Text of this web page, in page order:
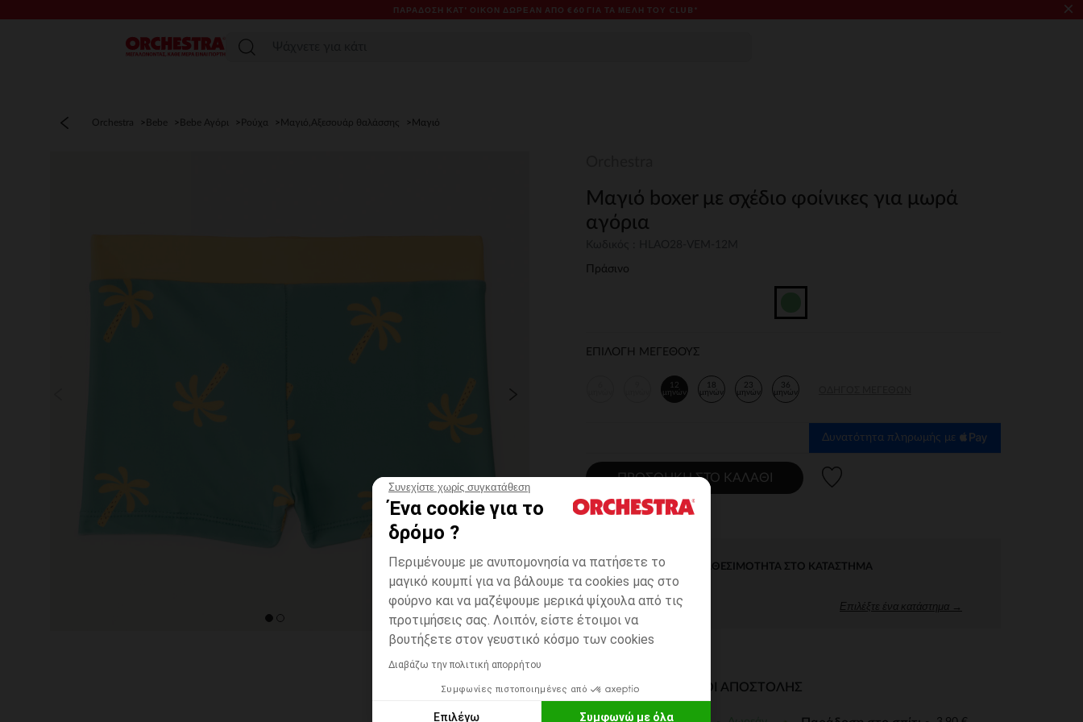
Συνεχίστε χωρίς συγκατάθεση
Ένα cookie για το
δρόμο ?
Περιμένουμε με ανυπομονησία να πατήσετε το
μαγικό κουμπί για να βάλουμε τα cookies μας στο
φούρνο και να μαζέψουμε μερικά ψίχουλα από τις
προτιμήσεις σας. Λοιπόν, είστε έτοιμοι να
βουτήξετε στον γευστικό κόσμο των cookies
Διαβάζω την πολιτική απορρήτου
Συμφωνίες πιστοποιημένες από
Επιλέγω Συμφωνώ με όλα
ΠΑΡΆΔΟΣΗ ΚΑΤ' ΟΊΚΟΝ ΔΩΡΕΑΝ ΑΠΌ €60 ΓΙΑ ΤΑ ΜΈΛΗ ΤΟΥ CLUB* ×
Μενού
Orchestra Bebe Bebe Αγόρι Ρούχα Μαγιό,Αξεσουάρ θαλάσσης Μαγιό
Μαγιό boxer με σχέδιο φοίνικες για μωρά
αγόρια
Πράσινο
ΕΠΙΛΟΓΗ ΜΕΓΕΘΟΥΣ
12
μηνών
18
μηνών
23
μηνών
36
μηνών
Δυνατότητα πληρωμής με
ΠΡΟΣΘΉΚΗ ΣΤΟ ΚΑΛΆΘΙ
ΆΜΕΣΗ ΔΙΑΘΕΣΙΜΌΤΗΤΑ ΣΤΟ ΚΑΤΆΣΤΗΜΑ
Επιλέξτε ένα κατάστημα →
ΔΙΑΘΈΣΙΜΟΙ ΤΡΌΠΟΙ ΑΠΟΣΤΟΛΉΣ